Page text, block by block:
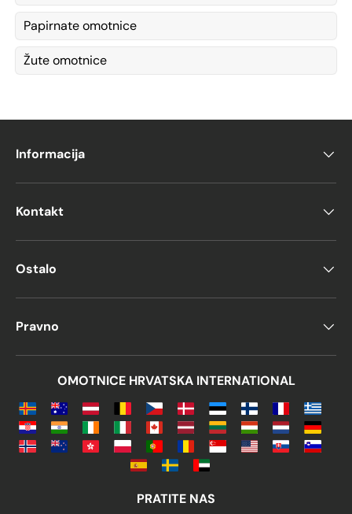
Papirnate omotnice
Žute omotnice
Informacija
Kontakt
Ostalo
Pravno
OMOTNICE HRVATSKA INTERNATIONAL
PRATITE NAS